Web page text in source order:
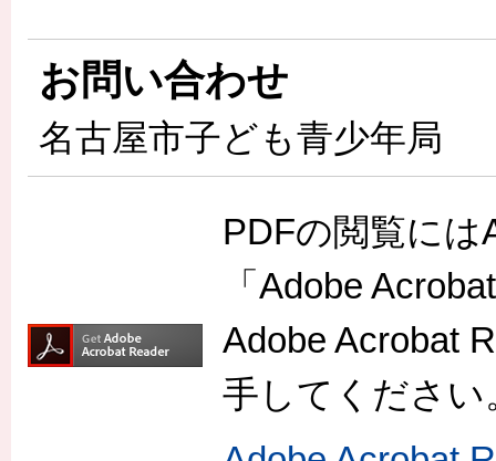
お問い合わせ
名古屋市子ども青少年局
PDFの閲覧に
「Adobe
Adobe Acrobat
手してください